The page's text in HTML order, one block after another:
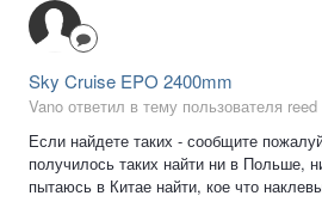
Sky Cruise EPO 2400mm
Vano ответил в тему пользователя reed
Если найдете таких - сообщите
получилось таких найти ни в Польше,
пытаюсь в Китае найти, кое что